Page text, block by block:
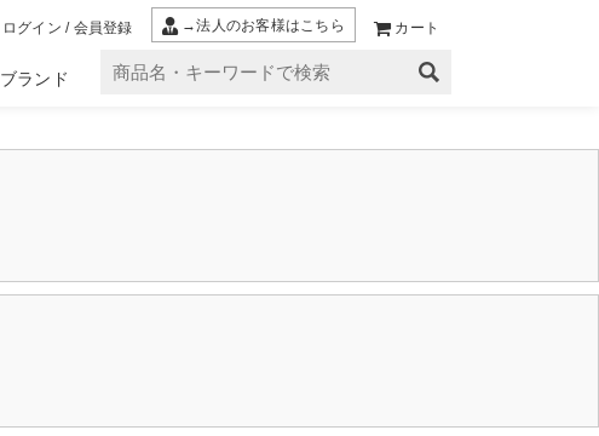
ログイン / 会員登録 →法人のお客様はこちら カート
ブランド